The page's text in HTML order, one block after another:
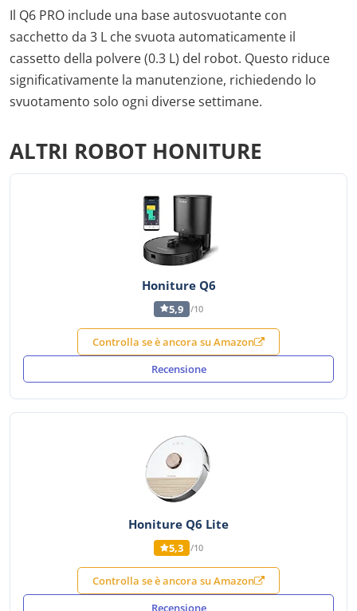
Il Q6 PRO include una base autosvuotante con
sacchetto da 3 L che svuota automaticamente il
cassetto della polvere (0.3 L) del robot. Questo riduce
significativamente la manutenzione, richiedendo lo
svuotamento solo ogni diverse settimane.
ALTRI ROBOT HONITURE
Honiture Q6
5,9 /10
Controlla se è ancora su Amazon
Recensione
Honiture Q6 Lite
5,3 /10
Controlla se è ancora su Amazon
Recensione